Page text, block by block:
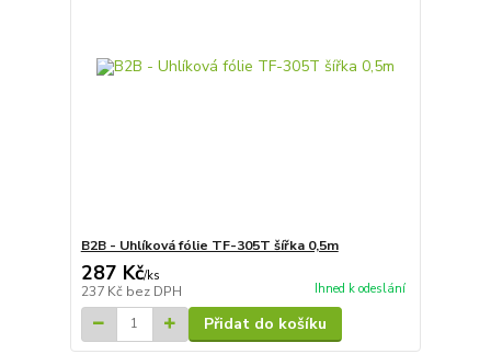
B2B - Uhlíková fólie TF-305T šířka 0,5m
287 Kč/ks
237 Kč bez DPH Ihned k odeslání
Přidat do košíku